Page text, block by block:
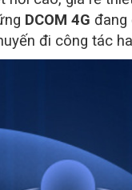
DCOM 4G đang
đi công tác